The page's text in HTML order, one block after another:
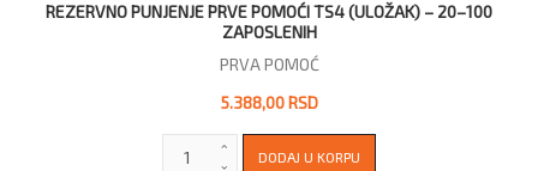
REZERVNO PUNJENJE PRVE POMOĆI TS4 (ULOŽAK) – 20–100
ZAPOSLENIH
PRVA POMOĆ
5.388,00 RSD